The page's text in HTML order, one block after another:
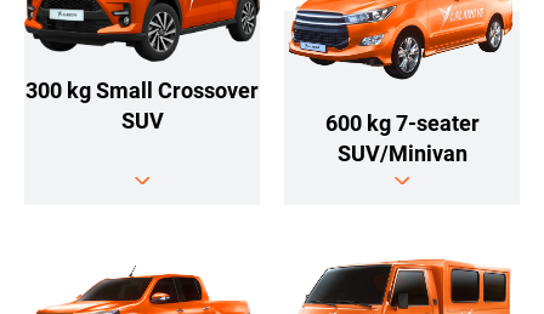
300 kg Small Crossover
SUV
600 kg 7-seater
SUV/Minivan